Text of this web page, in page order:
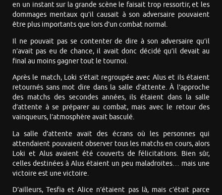
en un instant sur la grande scène le faisait trop ressortir, et les
dommages mentaux qu’il causait à son adversaire pouvaient
être plus importants que lors d’un combat normal.
Il ne pouvait pas se contenter de dire à son adversaire qu’il
n’avait pas eu de chance, il avait donc décidé qu’il devait au
final au moins gagner tout le tournoi.
Après le match, Loki s’était regroupée avec Alus et ils étaient
retournés sans mot dire dans la salle d’attente. À l’approche
des matchs des secondes années, ils étaient dans la salle
d’attente à se préparer au combat, mais avec le retour des
vainqueurs, l’atmosphère avait basculé.
La salle d’attente avait des écrans où les personnes qui
attendaient pouvaient observer tous les matchs en cours, alors
Loki et Alus avaient été couverts de félicitations. Bien sûr,
celles destinées à Alus étaient un peu maladroites… mais une
victoire est une victoire.
D’ailleurs, Tesfia et Alice n’étaient pas là, mais c’était parce